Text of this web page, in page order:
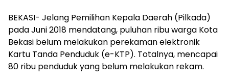
BEKASI- Jelang Pemilihan Kepala Daerah (Pilkada)
pada Juni 2018 mendatang, puluhan ribu warga Kota
Bekasi belum melakukan perekaman elektronik
Kartu Tanda Penduduk (e-KTP). Totalnya, mencapai
80 ribu penduduk yang belum melakukan rekam.